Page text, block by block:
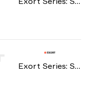
Exort Series: Season 25 2026